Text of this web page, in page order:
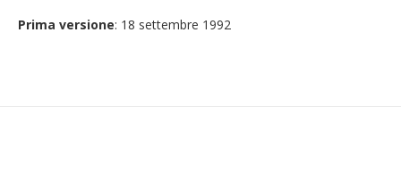
Prima versione: 18 settembre 1992